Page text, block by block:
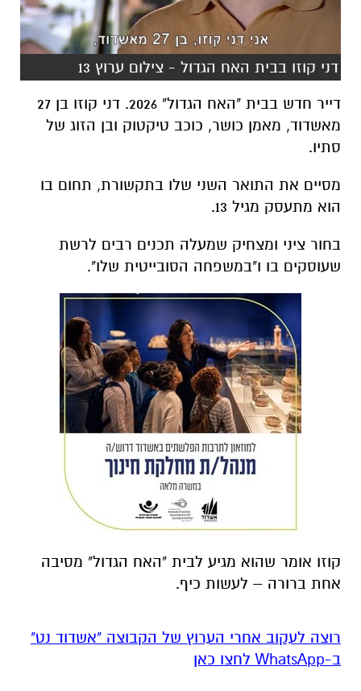
דני קוזו בבית האח הגדול - צילום ערוץ 13
דייר חדש בבית "האח הגדול" 2026. דני קוזו בן 27
מאשדוד, מאמן כושר, כוכב טיקטוק ובן הזוג של
סתיו.
מסיים את התואר השני שלו בתקשורת, תחום בו
הוא מתעסק מגיל 13.
בחור ציני ומצחיק שמעלה תכנים רבים לרשת
שעוסקים בו ו"במשפחה הסובייטית שלו".
קוזו אומר שהוא מגיע לבית "האח הגדול" מסיבה
אחת ברורה – לעשות כיף.
רוצה לעקוב אחרי הערוץ של הקבוצה "אשדוד נט"
ב-WhatsApp לחצו כאן